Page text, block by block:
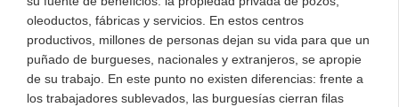
oleoductos, fábricas y servicios. En estos centros
productivos, millones de personas dejan su vida para que un
puñado de burgueses, nacionales y extranjeros, se apropie
de su trabajo. En este punto no existen diferencias: frente a
los trabajadores sublevados, las burguesías cierran filas